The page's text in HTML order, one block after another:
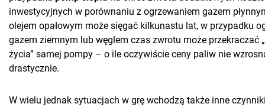
inwestycyjnych w porównaniu z ogrzewaniem gazem
olejem opałowym może sięgać kilkunastu lat, w przypadku
gazem ziemnym lub węglem czas zwrotu może przekraczać
życia” samej pompy – o ile oczywiście ceny paliw nie
drastycznie.
W wielu jednak sytuacjach w grę wchodzą także inne